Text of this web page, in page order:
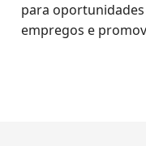
para
empregos e